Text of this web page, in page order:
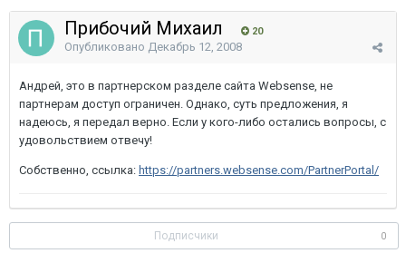
Прибочий Михаил 20
Опубликовано Декабрь 12, 2008
Андрей, это в партнерском разделе сайта Websense, не
партнерам доступ ограничен. Однако, суть предложения, я
надеюсь, я передал верно. Если у кого-либо остались вопросы, с
удовольствием отвечу!
Собственно, ссылка: https://partners.websense.com/PartnerPortal/
Подписчики 0